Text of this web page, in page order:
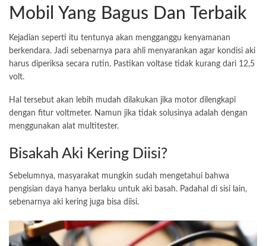
Mobil Yang Bagus Dan Terbaik
Kejadian seperti itu tentunya akan mengganggu kenyamanan
berkendara. Jadi sebenarnya para ahli menyarankan agar kondisi aki
harus diperiksa secara rutin. Pastikan voltase tidak kurang dari 12,5
volt.
Hal tersebut akan lebih mudah dilakukan jika motor dilengkapi
dengan fitur voltmeter. Namun jika tidak solusinya adalah dengan
menggunakan alat multitester.
Bisakah Aki Kering Diisi?
Sebelumnya, masyarakat mungkin sudah mengetahui bahwa
pengisian daya hanya berlaku untuk aki basah. Padahal di sisi lain,
sebenarnya aki kering juga bisa diisi.